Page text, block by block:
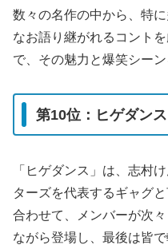
数々の名作の中から、特
なお語り継がれるコント
で、その魅力と爆笑シー
第10位：ヒゲダン
「ヒゲダンス」は、志村
ターズを代表するギャグ
合わせて、メンバーが次
ながら登場し、最後は皆